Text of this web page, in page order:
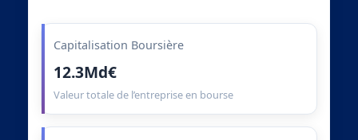
Capitalisation Boursière
12.3Md€
Valeur totale de l’entreprise en bourse